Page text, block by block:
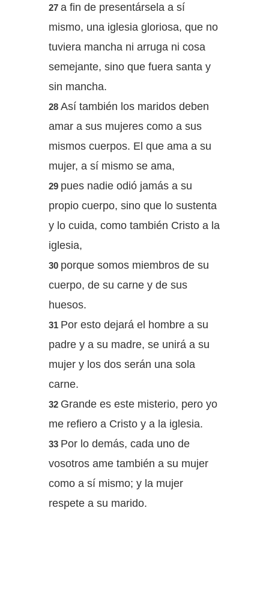
27 a fin de presentársela a sí
mismo, una iglesia gloriosa, que no
tuviera mancha ni arruga ni cosa
semejante, sino que fuera santa y
sin mancha.
28 Así también los maridos deben
amar a sus mujeres como a sus
mismos cuerpos. El que ama a su
mujer, a sí mismo se ama,
29 pues nadie odió jamás a su
propio cuerpo, sino que lo sustenta
y lo cuida, como también Cristo a la
iglesia,
30 porque somos miembros de su
cuerpo, de su carne y de sus
huesos.
31 Por esto dejará el hombre a su
padre y a su madre, se unirá a su
mujer y los dos serán una sola
carne.
32 Grande es este misterio, pero yo
me refiero a Cristo y a la iglesia.
33 Por lo demás, cada uno de
vosotros ame también a su mujer
como a sí mismo; y la mujer
respete a su marido.